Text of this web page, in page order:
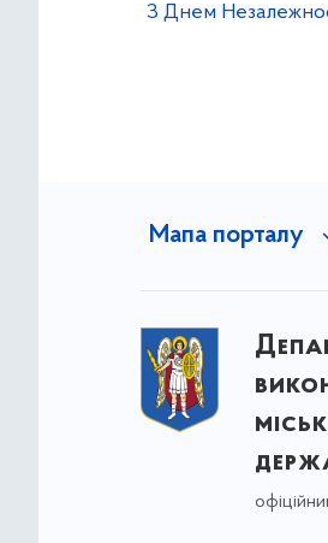
З Днем
Мапа порталу